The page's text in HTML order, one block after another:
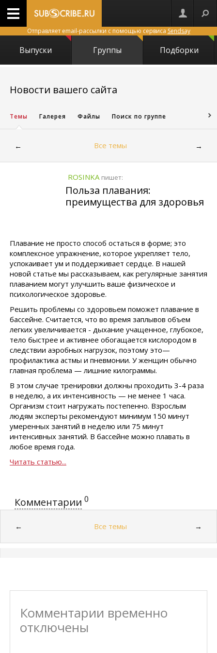
Отправляет email-рассылки с помощью сервиса Sendsay
Выпуски Группы Подборки
Новости вашего сайта
Темы Галерея Файлы Поиск по группе
← Все темы →
ROSINKA пишет:
Польза плавания:
преимущества для здоровья
Плавание не просто способ остаться в форме; это
комплексное упражнение, которое укрепляет тело,
успокаивает ум и поддерживает сердце. В нашей
новой статье мы рассказываем, как регулярные занятия
плаванием могут улучшить ваше физическое и
психологическое здоровье.
Решить проблемы со здоровьем поможет плавание в
бассейне. Считается, что во время заплывов объем
легких увеличивается - дыхание учащенное, глубокое,
тело быстрее и активнее обогащается кислородом в
следствии аэробных нагрузок, поэтому это—
профилактика астмы и пневмонии. У женщин обычно
главная проблема — лишние килограммы.
В этом случае тренировки должны проходить 3-4 раза
в неделю, а их интенсивность — не менее 1 часа.
Организм стоит нагружать постепенно. Взрослым
людям эксперты рекомендуют минимум 150 минут
умеренных занятий в неделю или 75 минут
интенсивных занятий. В бассейне можно плавать в
любое время года.
Читать статью...
Комментарии 0
← Все темы →
Комментарии временно
отключены